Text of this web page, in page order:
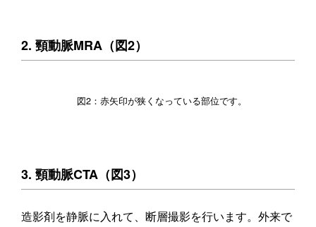
2. 頸動脈MRA（図2）
図2：赤矢印が狭くなっている部位です。
3. 頸動脈CTA（図3）
造影剤を静脈に入れて、断層撮影を行います。外来で